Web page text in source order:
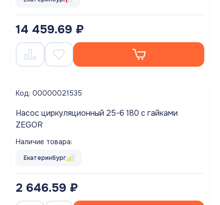
14 459.69 ₽
Код: 00000021535
Насос циркуляционный 25-6 180 с гайками
ZEGOR
Наличие товара:
Екатеринбург
2 646.59 ₽